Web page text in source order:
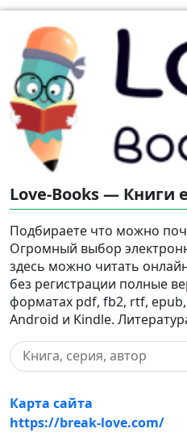
Love-Books — Книги
Подбираете что можно
Огромный выбор
здесь можно читать
без регистрации полные
форматах pdf, fb2, rtf,
Android и Kindle.
Карта сайта
https://break-love.com/